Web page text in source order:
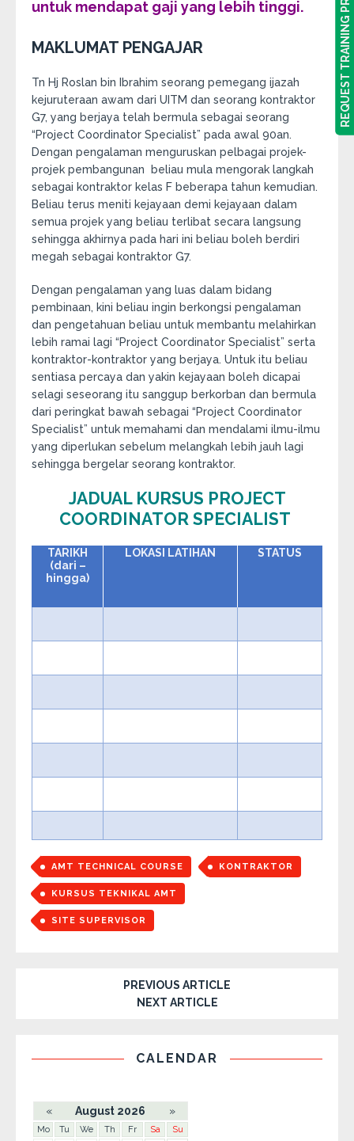
untuk mendapat gaji yang lebih tinggi.
MAKLUMAT PENGAJAR
Tn Hj Roslan bin Ibrahim seorang pemegang ijazah
kejuruteraan awam dari UITM dan seorang kontraktor
G7, yang berjaya telah bermula sebagai seorang
“Project Coordinator Specialist” pada awal 90an.
Dengan pengalaman menguruskan pelbagai projek-
projek pembangunan beliau mula mengorak langkah
sebagai kontraktor kelas F beberapa tahun kemudian.
Beliau terus meniti kejayaan demi kejayaan dalam
semua projek yang beliau terlibat secara langsung
sehingga akhirnya pada hari ini beliau boleh berdiri
megah sebagai kontraktor G7.
Dengan pengalaman yang luas dalam bidang
pembinaan, kini beliau ingin berkongsi pengalaman
dan pengetahuan beliau untuk membantu melahirkan
lebih ramai lagi “Project Coordinator Specialist” serta
kontraktor-kontraktor yang berjaya. Untuk itu beliau
sentiasa percaya dan yakin kejayaan boleh dicapai
selagi seseorang itu sanggup berkorban dan bermula
dari peringkat bawah sebagai “Project Coordinator
Specialist” untuk memahami dan mendalami ilmu-ilmu
yang diperlukan sebelum melangkah lebih jauh lagi
sehingga bergelar seorang kontraktor.
JADUAL KURSUS PROJECT
COORDINATOR SPECIALIST
TARIKH
(dari –
hingga)
LOKASI LATIHAN STATUS
AMT TECHNICAL COURSE KONTRAKTOR
KURSUS TEKNIKAL AMT
SITE SUPERVISOR
PREVIOUS ARTICLE
NEXT ARTICLE
CALENDAR
« August 2026 »
Mo Tu We Th Fr Sa Su
REQUEST TRAINING PROGRAM
REQUEST TRAINING PROGRAM